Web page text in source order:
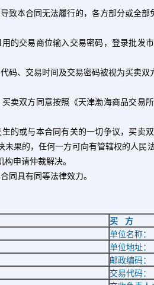
致本合同无法履行的，各方部分或全部
的交易商位输入交易密码，登录批发
码、交易时间及交易密码被视为买卖双
卖双方同意按照《天津渤海商品交易
的或与本合同有关的一切争议，买卖
未果的，任何一方可向有管辖权的人民
申请仲裁解决。
同具有同等法律效力。
买
方
单位名称：
单位地址：
邮政编码：
交易代码：